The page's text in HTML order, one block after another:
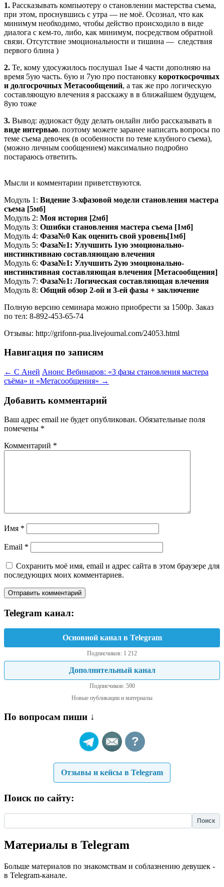
1. Рассказывать компьютеру о становлении мастерства съема,
при этом, проснувшись с утра — не моё. Осознал, что как
минимум необходимо, чтобы действо происходило в виде
диалога с кем-то, либо, как минимум, посредством обратной
связи. Отсутствие эмоциональности и тишина — следствия
первого блина )
2. Те, кому удосужилось послушал 1ые 4 части дополняю на
время 5ую часть. 6ую и 7ую про постановку короткосрочных
и долгосрочных Метасообщений, а так же про логическую
составляющую влечения я расскажу в в ближайшем будущем,
8ую тоже
3. Вывод: аудиокаст буду делать онлайн либо рассказывать в
виде интервью. поэтому можете заранее написать вопросы по
теме съема девочек (в особенности по теме клубного съема),
(можно личным сообщением) максимально подробно
постараюсь ответить.
Мысли и комментарии приветствуются.
Модуль 1: Видение 3-хфазовой модели становления мастера
съема [5мб]
Модуль 2: Моя история [2мб]
Модуль 3: Ошибки становления мастера съема [1мб]
Модуль 4: Фаза№0 Как оценить свой уровень[1мб]
Модуль 5: Фаза№1: Улучшить 1ую эмоционально-
инстинктивнаю составляющаю влечения
Модуль 6: Фаза№1: Улучшить 2ую эмоционально-
инстинктивная составляющая влечения [Метасообщения]
Модуль 7: Фаза№1: Логическая составляющая влечения
Модуль 8: Общий обзор 2-ой и 3-ей фазы + заключение
Полную версию семинара можно приобрести за 1500р. Заказ
по тел: 8-892-453-65-74
Отзывы: http://grifonn-pua.livejournal.com/24053.html
Навигация по записям
← С Аней Анонс Вебинаров: «3 фазы становления мастера
съёма» и «Метасообщения» →
Добавить комментарий
Ваш адрес email не будет опубликован. Обязательные поля
помечены *
Комментарий *
Имя *
Email *
Сохранить моё имя, email и адрес сайта в этом браузере для
последующих моих комментариев.
Telegram канал:
Основной канал в Telegram
Подписчиков: 1 212
Дополнительный канал
Подписчиков: 590
Новые публикации и материалы
По вопросам пиши ↓
?
Отзывы и кейсы в Telegram
Поиск по сайту:
Материалы в Telegram
Больше материалов по знакомствам и соблазнению девушек -
в Telegram-канале.